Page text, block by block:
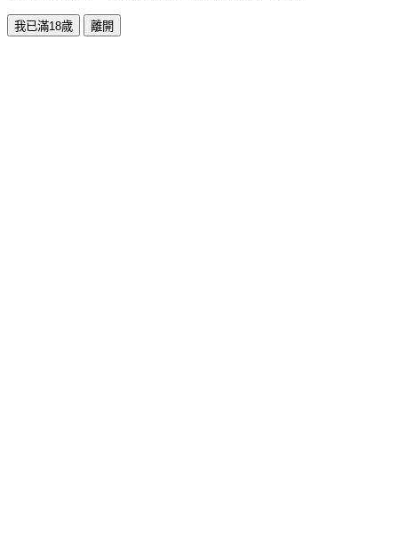
我已滿18歲 離開